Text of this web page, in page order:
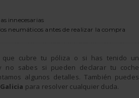
innecesarias
neumáticos antes de realizar la compra
cubre tu póliza o si has tenido un
no sabes si pueden declarar tu coche
algunos detalles. También puedes
para resolver cualquier duda.